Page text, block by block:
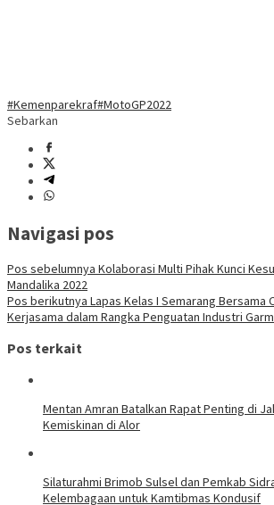
#Kemenparekraf#MotoGP2022
Sebarkan
Navigasi pos
Pos sebelumnya Kolaborasi Multi Pihak Kunci
Mandalika 2022
Pos berikutnya Lapas Kelas I Semarang Bersama
Kerjasama dalam Rangka Penguatan Industri
Pos terkait
Mentan Amran Batalkan Rapat Penting di
Kemiskinan di Alor
Silaturahmi Brimob Sulsel dan Pemkab
Kelembagaan untuk Kamtibmas Kondusif